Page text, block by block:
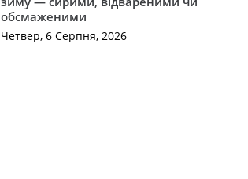
обсмаженими
Четвер, 6 Серпня, 2026